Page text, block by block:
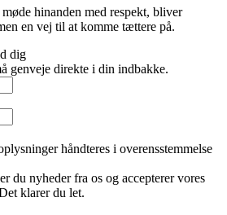
hinanden med respekt, bliver
en vej til at komme tættere på.
dig
genveje direkte i din indbakke.
håndteres i overensstemmelse
du nyheder fra os og accepterer vores
klarer du let.